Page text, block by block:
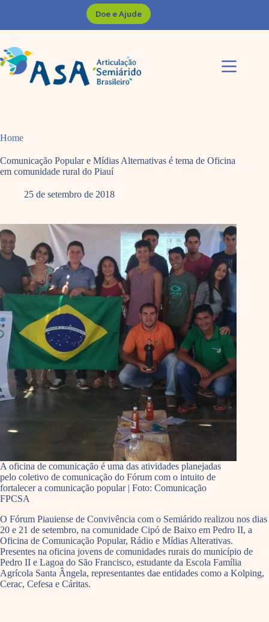
Doe e Ajude
Home
Comunicação Popular e Mídias Alternativas é tema de Oficina
em comunidade rural do Piauí
25 de setembro de 2018
A oficina de comunicação é uma das atividades planejadas
pelo coletivo de comunicação do Fórum com o intuito de
fortalecer a comunicação popular | Foto: Comunicação
FPCSA
O Fórum Piauiense de Convivência com o Semiárido realizou nos dias
20 e 21 de setembro, na comunidade Cipó de Baixo em Pedro II, a
Oficina de Comunicação Popular, Rádio e Mídias Alterativas.
Presentes na oficina jovens de comunidades rurais do município de
Pedro II e Lagoa do São Francisco, estudante da Escola Família
Agrícola Santa Ângela, representantes dae entidades como a Kolping,
Cerac, Cefesa e Cáritas.